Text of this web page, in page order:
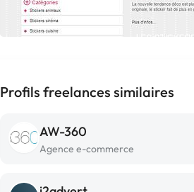
Profils freelances similaires
AW-360
Agence e-commerce